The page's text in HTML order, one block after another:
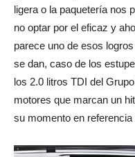
ligera o la paquetería nos
no optar por el eficaz y
parece uno de esos
se dan, caso de los
los 2.0 litros TDI del
motores que marcan un
su momento en